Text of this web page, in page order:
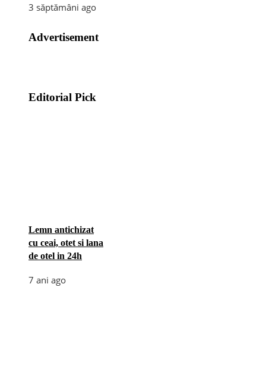
3 săptămâni ago
Advertisement
Editorial Pick
Lemn antichizat
cu ceai, otet si lana
de otel in 24h
7 ani ago